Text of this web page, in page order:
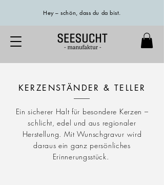
Hey – schön, dass du da bist.
KERZENSTÄNDER & TELLER
Ein sicherer Halt für besondere Kerzen –
schlicht, edel und aus regionaler
Herstellung. Mit Wunschgravur wird
daraus ein ganz persönliches
Erinnerungsstück.